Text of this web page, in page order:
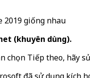
2019 giống nhau
(khuyên dùng).
chọn Tiếp theo, hãy